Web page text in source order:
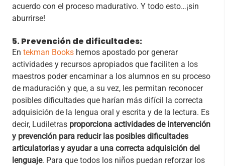
acuerdo con el proceso madurativo. Y todo esto…¡sin
aburrirse!
5. Prevención de dificultades:
En tekman Books hemos apostado por generar
actividades y recursos apropiados que faciliten a los
maestros poder encaminar a los alumnos en su proceso
de maduración y que, a su vez, les permitan reconocer
posibles dificultades que harían más difícil la correcta
adquisición de la lengua oral y escrita y de la lectura. Es
decir, Ludiletras proporciona actividades de intervención
y prevención para reducir las posibles dificultades
articulatorias y ayudar a una correcta adquisición del
lenguaje. Para que todos los niños puedan reforzar los